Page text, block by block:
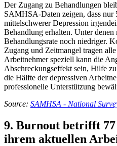
Der Zugang zu Behandlungen
SAMHSA-Daten zeigen, dass nur
mittelschwerer Depression
Behandlung erhalten. Unter
Behandlungsrate noch niedriger.
Zugang und Zeitmangel tragen
Arbeitnehmer speziell kann die
Abschreckungseffekt sein, Hilfe
die Hälfte der depressiven
professionelle Unterstützung
Source: SAMHSA - National
9. Burnout betrifft
ihrem aktuellen